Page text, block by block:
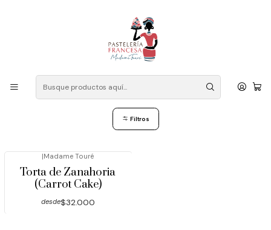
Providencia, Lo Barnechea, Peñalolen, La Florida, Macul, Santiago
Centro. Contacto mensaje WhatsApp: +56 946834602
Sabores Zanahoria
Zanahoria
Filtros
|Madame Touré
Torta de Zanahoria
(Carrot Cake)
desde$32.000